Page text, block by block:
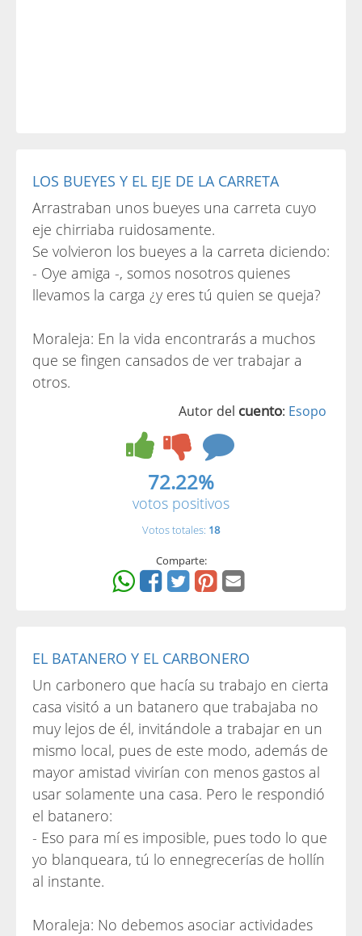
LOS BUEYES Y EL EJE DE LA CARRETA
Arrastraban unos bueyes una carreta cuyo
eje chirriaba ruidosamente.
Se volvieron los bueyes a la carreta diciendo:
- Oye amiga -, somos nosotros quienes
llevamos la carga ¿y eres tú quien se queja?
Moraleja: En la vida encontrarás a muchos
que se fingen cansados de ver trabajar a
otros.
Autor del cuento: Esopo
72.22%
votos positivos
Votos totales: 18
Comparte:
EL BATANERO Y EL CARBONERO
Un carbonero que hacía su trabajo en cierta
casa visitó a un batanero que trabajaba no
muy lejos de él, invitándole a trabajar en un
mismo local, pues de este modo, además de
mayor amistad vivirían con menos gastos al
usar solamente una casa. Pero le respondió
el batanero:
- Eso para mí es imposible, pues todo lo que
yo blanqueara, tú lo ennegrecerías de hollín
al instante.
Moraleja: No debemos asociar actividades